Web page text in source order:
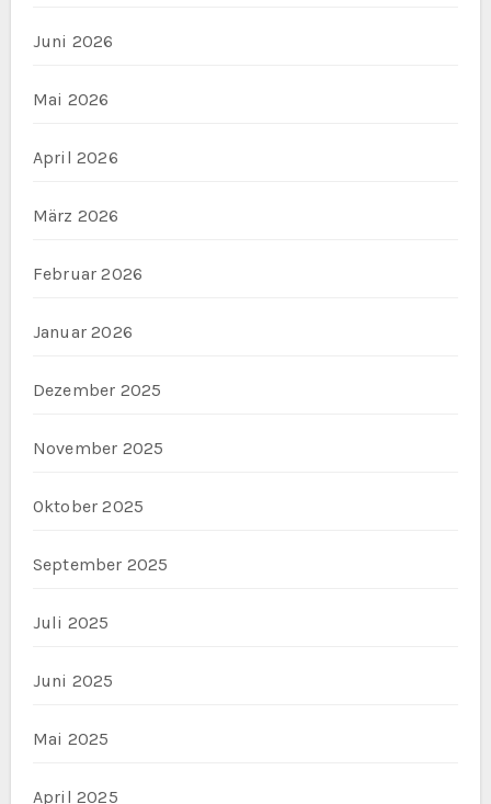
Juni 2026
Mai 2026
April 2026
März 2026
Februar 2026
Januar 2026
Dezember 2025
November 2025
Oktober 2025
September 2025
Juli 2025
Juni 2025
Mai 2025
April 2025